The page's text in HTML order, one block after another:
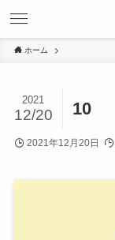
ホーム
10
2021
12/20
2021年12月20日